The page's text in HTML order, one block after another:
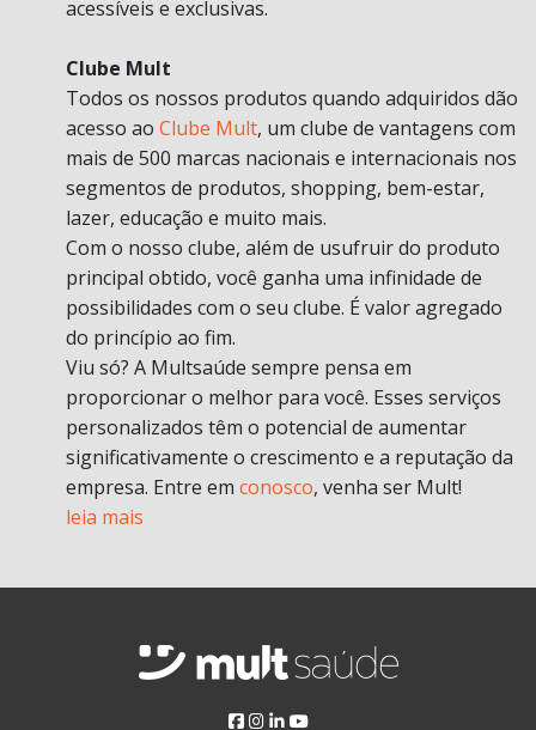
acessíveis e exclusivas.
Clube Mult
Todos os nossos produtos quando adquiridos dão
acesso ao Clube Mult, um clube de vantagens com
mais de 500 marcas nacionais e internacionais nos
segmentos de produtos, shopping, bem-estar,
lazer, educação e muito mais.
Com o nosso clube, além de usufruir do produto
principal obtido, você ganha uma infinidade de
possibilidades com o seu clube. É valor agregado
do princípio ao fim.
Viu só? A Multsaúde sempre pensa em
proporcionar o melhor para você. Esses serviços
personalizados têm o potencial de aumentar
significativamente o crescimento e a reputação da
empresa. Entre em conosco, venha ser Mult!
leia mais